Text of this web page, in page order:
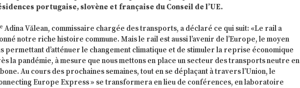
portugaise, slovène et française du Conseil de l’UE.
Adina Vălean, commissaire chargée des transports, a déclaré ce qui suit: «Le rail a
notre riche histoire commune. Mais le rail est aussi l’avenir de l’Europe, le moyen
permettant d’atténuer le changement climatique et de stimuler la reprise économique
la pandémie, à mesure que nous mettons en place un secteur des transports neutre en
Au cours des prochaines semaines, tout en se déplaçant à travers l’Union, le
Europe Express » se transformera en lieu de conférences, en laboratoire